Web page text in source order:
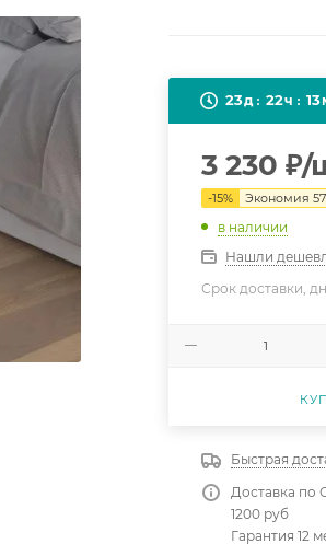
23д 22ч 13
3 230 ₽/
-15% Экономия
в наличии
Нашли
Срок доставки,
Быстрая
Доставка по
1200 руб
Гарантия 12